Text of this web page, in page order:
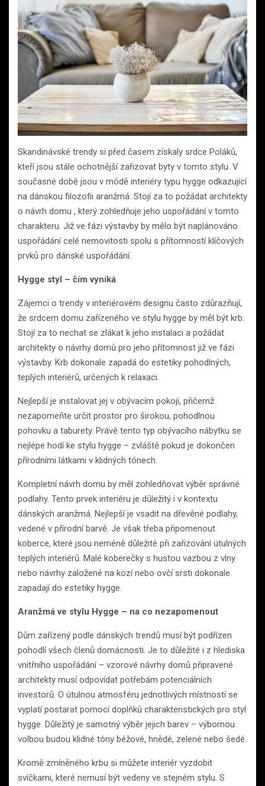
Skandinávské trendy si před časem získaly srdce Poláků,
kteří jsou stále ochotnější zařizovat byty v tomto stylu. V
současné době jsou v módě interiéry typu hygge odkazující
na dánskou filozofii aranžmá. Stojí za to požádat architekty
o návrh domu , který zohledňuje jeho uspořádání v tomto
charakteru. Již ve fázi výstavby by mělo být naplánováno
uspořádání celé nemovitosti spolu s přítomností klíčových
prvků pro dánské uspořádání.
Hygge styl – čím vyniká
Zájemci o trendy v interiérovém designu často zdůrazňují,
že srdcem domu zařízeného ve stylu hygge by měl být krb.
Stojí za to nechat se zlákat k jeho instalaci a požádat
architekty o návrhy domů pro jeho přítomnost již ve fázi
výstavby. Krb dokonale zapadá do estetiky pohodlných,
teplých interiérů, určených k relaxaci.
Nejlepší je instalovat jej v obývacím pokoji, přičemž
nezapomeňte určit prostor pro širokou, pohodlnou
pohovku a taburety. Právě tento typ obývacího nábytku se
nejlépe hodí ke stylu hygge – zvláště pokud je dokončen
přírodními látkami v klidných tónech.
Kompletní návrh domu by měl zohledňovat výběr správné
podlahy. Tento prvek interiéru je důležitý i v kontextu
dánských aranžmá. Nejlepší je vsadit na dřevěné podlahy,
vedené v přírodní barvě. Je však třeba připomenout
koberce, které jsou neméně důležité při zařizování útulných
teplých interiérů. Malé koberečky s hustou vazbou z vlny
nebo návrhy založené na kozí nebo ovčí srsti dokonale
zapadají do estetiky hygge.
Aranžmá ve stylu Hygge – na co nezapomenout
Dům zařízený podle dánských trendů musí být podřízen
pohodlí všech členů domácnosti. Je to důležité i z hlediska
vnitřního uspořádání – vzorové návrhy domů připravené
architekty musí odpovídat potřebám potenciálních
investorů. O útulnou atmosféru jednotlivých místností se
vyplatí postarat pomocí doplňků charakteristických pro styl
hygge. Důležitý je samotný výběr jejich barev – výbornou
volbou budou klidné tóny béžové, hnědé, zelené nebo šedé.
Kromě zmíněného krbu si můžete interiér vyzdobit
svíčkami, které nemusí být vedeny ve stejném stylu. S